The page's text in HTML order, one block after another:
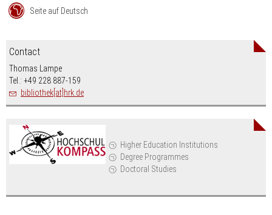
Higher Education Institutions
Degree Programmes
Doctoral Studies
Seite auf Deutsch
Contact
Thomas Lampe
Tel.: +49 228 887-159
bibliothek[at]hrk.de